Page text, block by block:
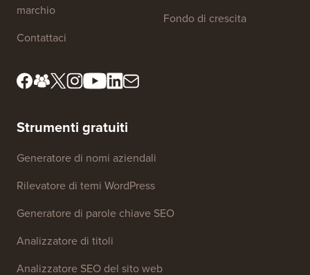
marchio
Contattaci
Fondo di crescita
Strumenti gratuiti
Generatore di nomi aziendali
Rilevatore di temi WordPress
Generatore di parole chiave SEO
Analizzatore di titoli
Analizzatore SEO del sito web